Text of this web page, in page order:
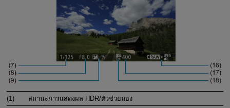
(1)
สถานะการแสดงผล HDR/ตัวช่วยมอง